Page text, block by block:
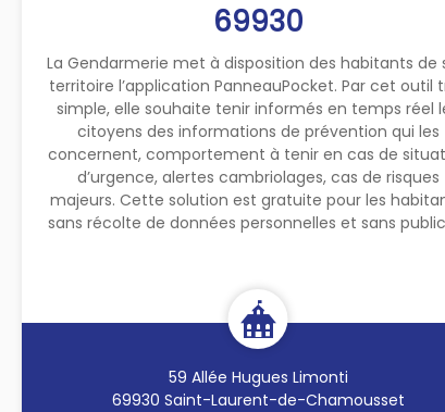
69930
La Gendarmerie met à disposition des habitants de
territoire l’application PanneauPocket. Par cet outil
simple, elle souhaite tenir informés en temps réel
citoyens des informations de prévention qui les
concernent, comportement à tenir en cas de
d’urgence, alertes cambriolages, cas de risques
majeurs. Cette solution est gratuite pour les
sans récolte de données personnelles et sans
59 Allée Hugues Limonti
69930 Saint-Laurent-de-Chamousset